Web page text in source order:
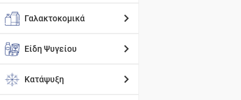
Γαλακτοκομικά
Είδη Ψυγείου
Κατάψυξη